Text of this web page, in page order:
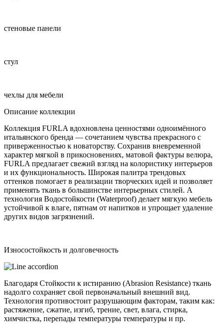
стеновые панели
стул
чехлы для мебели
Описание коллекции
Коллекция FURLA вдохновлена ценностями одноимённого
итальянского бренда — сочетанием чувства прекрасного с
приверженностью к новаторству. Сохранив вневременной
характер мягкой в прикосновениях, матовой фактуры велюра,
FURLA предлагает свежий взгляд на колористику интерьеров
и их функциональность. Широкая палитра трендовых
оттенков помогает в реализации творческих идей и позволяет
применять ткань в большинстве интерьерных стилей. А
технология Водостойкости (Waterproof) делает мягкую мебель
устойчивой к влаге, пятнам от напитков и упрощает удаление
других видов загрязнений.
Износостойкость и долговечность
Благодаря Стойкости к истиранию (Abrasion Resistance) ткань
надолго сохраняет свой первоначальный внешний вид.
Технология противостоит разрушающим факторам, таким как:
растяжение, сжатие, изгиб, трение, свет, влага, стирка,
химчистка, перепады температуры температуры и пр.